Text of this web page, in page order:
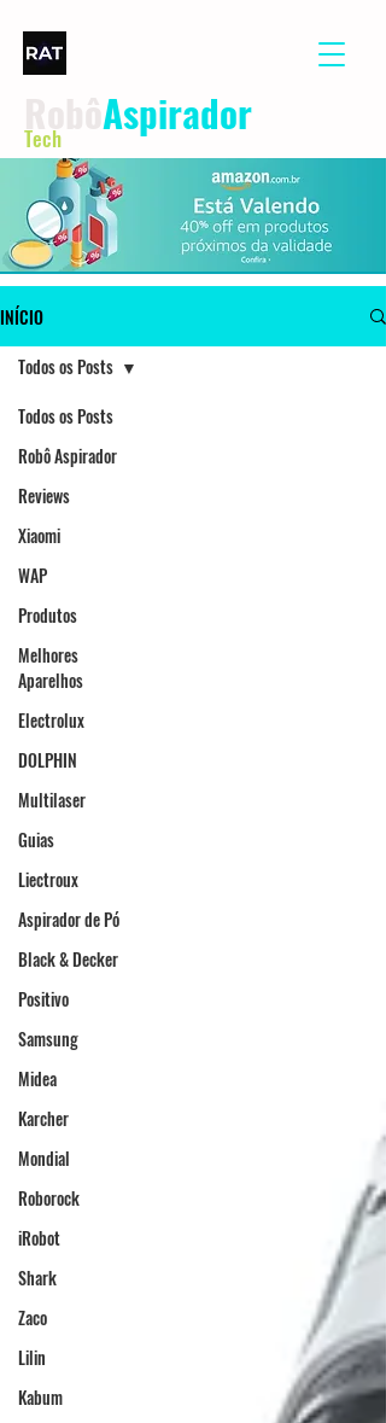
Aspirador
Tech
INÍCIO
Todos os Posts
Robô Aspirador
Reviews
Xiaomi
WAP
Produtos
Melhores
Aparelhos
Electrolux
DOLPHIN
Multilaser
Guias
Liectroux
Aspirador de Pó
Black & Decker
Positivo
Samsung
Midea
Karcher
Mondial
Roborock
iRobot
Shark
Zaco
Lilin
Kabum
Todos os Posts